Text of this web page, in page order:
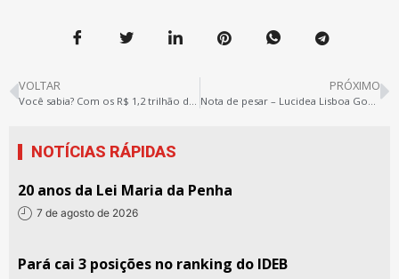
VOLTAR PRÓXIMO
NOTÍCIAS RÁPIDAS
20 anos da Lei Maria da Penha
7 de agosto de 2026
Pará cai 3 posições no ranking do IDEB